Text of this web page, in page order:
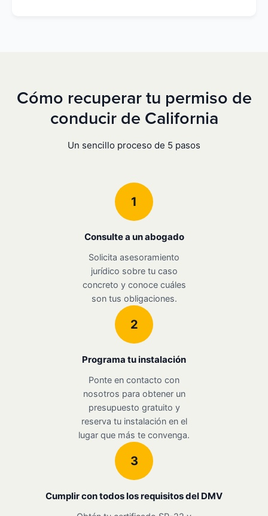
Cómo recuperar tu permiso de
conducir de California
Un sencillo proceso de 5 pasos
1
Consulte a un abogado
Solicita asesoramiento
jurídico sobre tu caso
concreto y conoce cuáles
son tus obligaciones.
2
Programa tu instalación
Ponte en contacto con
nosotros para obtener un
presupuesto gratuito y
reserva tu instalación en el
lugar que más te convenga.
3
Cumplir con todos los requisitos del DMV